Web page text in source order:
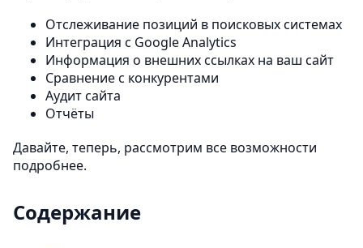
Отслеживание позиций в поисковых системах
Интеграция с Google Analytics
Информация о внешних ссылках на ваш сайт
Сравнение с конкурентами
Аудит сайта
Отчёты
Давайте, теперь, рассмотрим все возможности
подробнее.
Содержание